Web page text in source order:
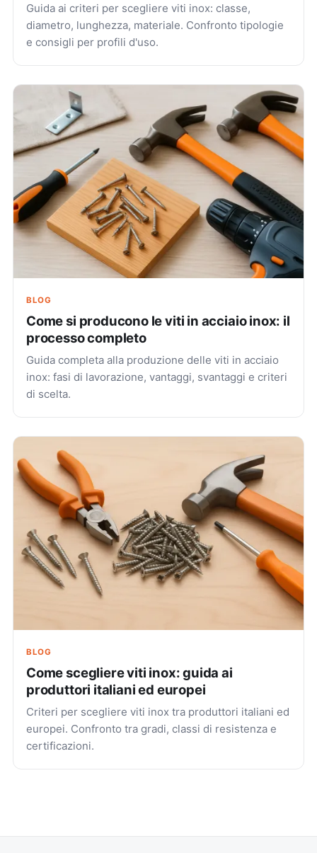
Guida ai criteri per scegliere viti inox: classe,
diametro, lunghezza, materiale. Confronto tipologie
e consigli per profili d'uso.
BLOG
Come si producono le viti in acciaio inox: il
processo completo
Guida completa alla produzione delle viti in acciaio
inox: fasi di lavorazione, vantaggi, svantaggi e criteri
di scelta.
BLOG
Come scegliere viti inox: guida ai
produttori italiani ed europei
Criteri per scegliere viti inox tra produttori italiani ed
europei. Confronto tra gradi, classi di resistenza e
certificazioni.